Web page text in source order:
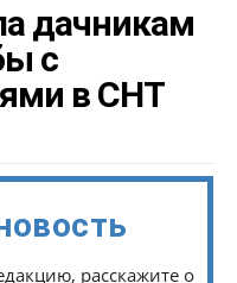
дачникам
с
в СНТ
расскажите о